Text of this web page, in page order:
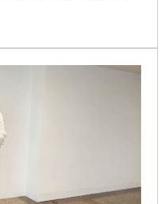
右撲滅，無人傷亡，詳